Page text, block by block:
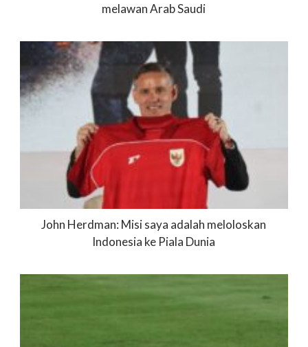
melawan Arab Saudi
John Herdman: Misi saya adalah meloloskan
Indonesia ke Piala Dunia